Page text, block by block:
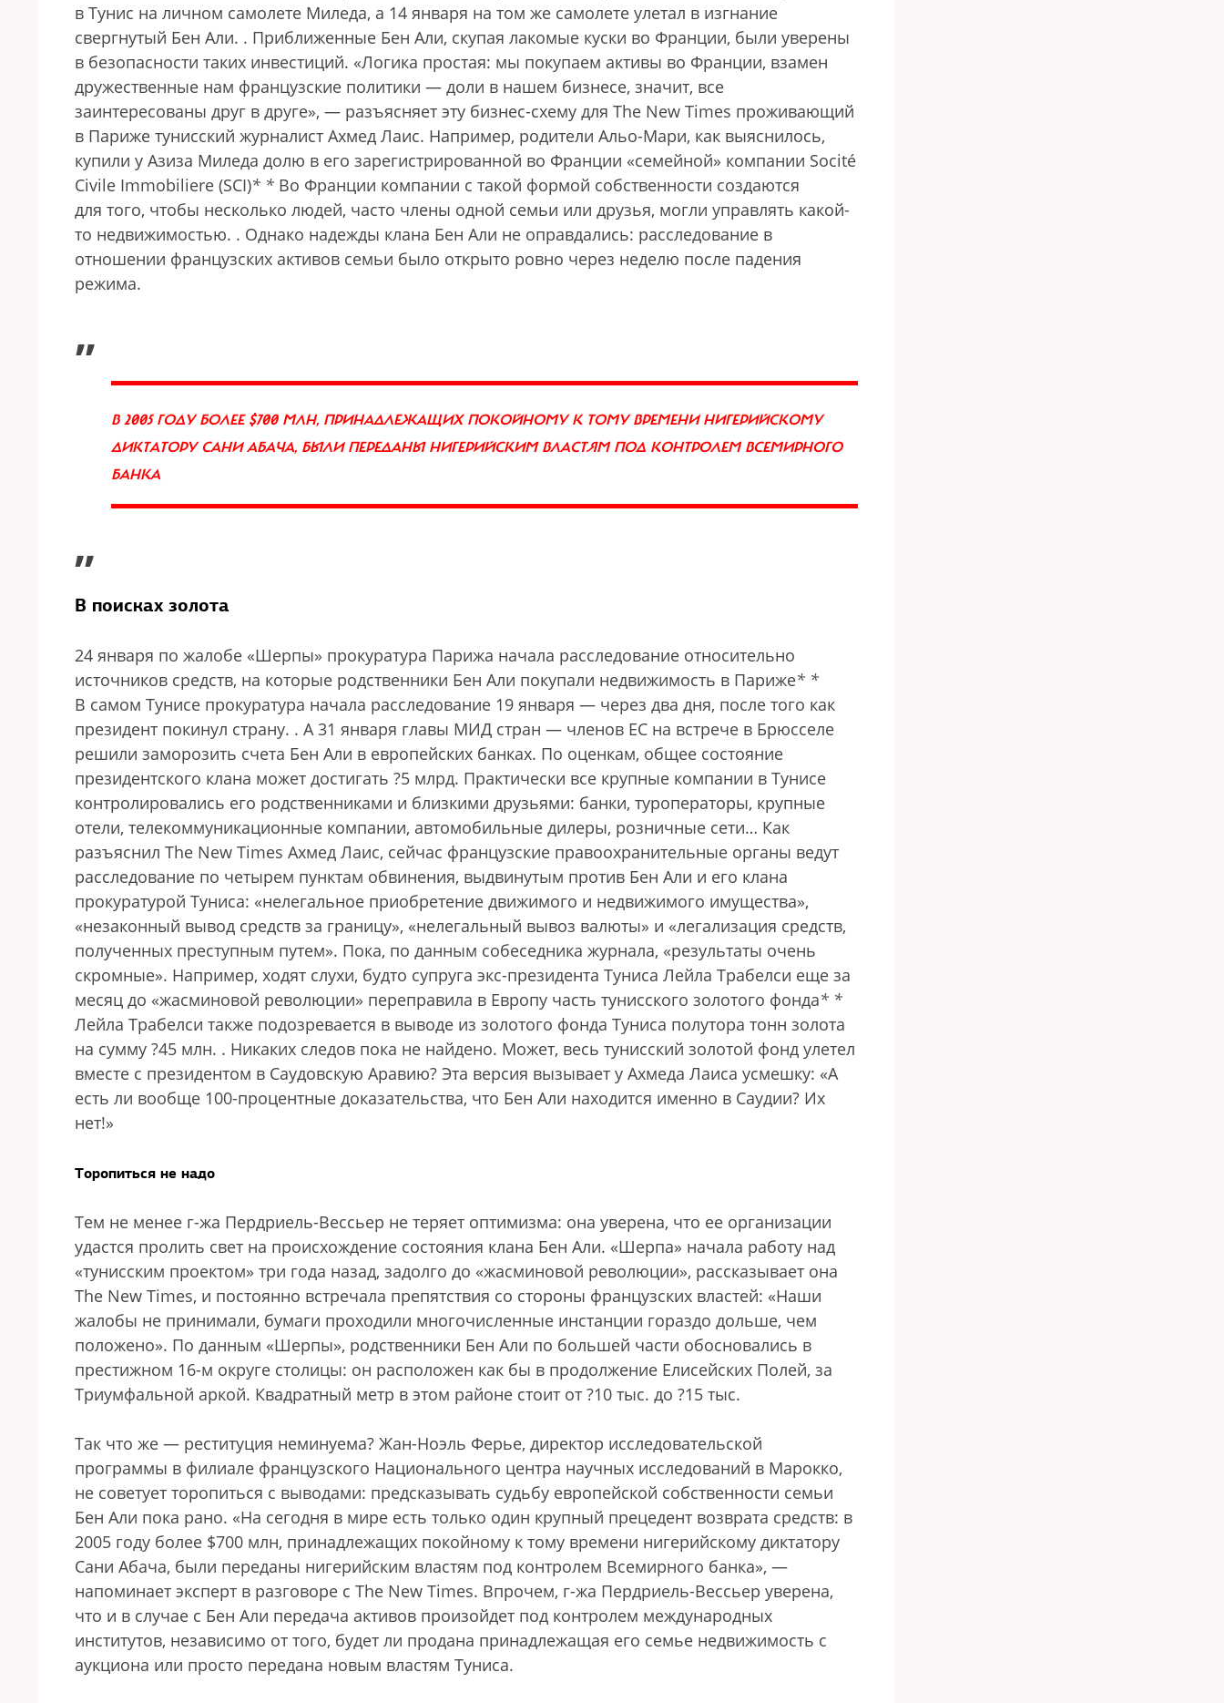
в Тунис на личном самолете Миледа, а 14 января на том же самолете улетал в изгнание
свергнутый Бен Али. . Приближенные Бен Али, скупая лакомые куски во Франции, были уверены
в безопасности таких инвестиций. «Логика простая: мы покупаем активы во Франции, взамен
дружественные нам французские политики — доли в нашем бизнесе, значит, все
заинтересованы друг в друге», — разъясняет эту бизнес-схему для The New Times проживающий
в Париже тунисский журналист Ахмед Лаис. Например, родители Альо-Мари, как выяснилось,
купили у Азиза Миледа долю в его зарегистрированной во Франции «семейной» компании Socité
Civile Immobiliere (SCI)* * Во Франции компании с такой формой собственности создаются
для того, чтобы несколько людей, часто члены одной семьи или друзья, могли управлять какой-
то недвижимостью. . Однако надежды клана Бен Али не оправдались: расследование в
отношении французских активов семьи было открыто ровно через неделю после падения
режима.
„
В 2005 ГОДУ БОЛЕЕ $700 МЛН, ПРИНАДЛЕЖАЩИХ ПОКОЙНОМУ К ТОМУ ВРЕМЕНИ НИГЕРИЙСКОМУ
ДИКТАТОРУ САНИ АБАЧА, БЫЛИ ПЕРЕДАНЫ НИГЕРИЙСКИМ ВЛАСТЯМ ПОД КОНТРОЛЕМ ВСЕМИРНОГО
БАНКА
”
В поисках золота
24 января по жалобе «Шерпы» прокуратура Парижа начала расследование относительно
источников средств, на которые родственники Бен Али покупали недвижимость в Париже* *
В самом Тунисе прокуратура начала расследование 19 января — через два дня, после того как
президент покинул страну. . А 31 января главы МИД стран — членов ЕС на встрече в Брюсселе
решили заморозить счета Бен Али в европейских банках. По оценкам, общее состояние
президентского клана может достигать ?5 млрд. Практически все крупные компании в Тунисе
контролировались его родственниками и близкими друзьями: банки, туроператоры, крупные
отели, телекоммуникационные компании, автомобильные дилеры, розничные сети… Как
разъяснил The New Times Ахмед Лаис, сейчас французские правоохранительные органы ведут
расследование по четырем пунктам обвинения, выдвинутым против Бен Али и его клана
прокуратурой Туниса: «нелегальное приобретение движимого и недвижимого имущества»,
«незаконный вывод средств за границу», «нелегальный вывоз валюты» и «легализация средств,
полученных преступным путем». Пока, по данным собеседника журнала, «результаты очень
скромные». Например, ходят слухи, будто супруга экс-президента Туниса Лейла Трабелси еще за
месяц до «жасминовой революции» переправила в Европу часть тунисского золотого фонда* *
Лейла Трабелси также подозревается в выводе из золотого фонда Туниса полутора тонн золота
на сумму ?45 млн. . Никаких следов пока не найдено. Может, весь тунисский золотой фонд улетел
вместе с президентом в Саудовскую Аравию? Эта версия вызывает у Ахмеда Лаиса усмешку: «А
есть ли вообще 100-процентные доказательства, что Бен Али находится именно в Саудии? Их
нет!»
Торопиться не надо
Тем не менее г-жа Пердриель-Вессьер не теряет оптимизма: она уверена, что ее организации
удастся пролить свет на происхождение состояния клана Бен Али. «Шерпа» начала работу над
«тунисским проектом» три года назад, задолго до «жасминовой революции», рассказывает она
The New Times, и постоянно встречала препятствия со стороны французских властей: «Наши
жалобы не принимали, бумаги проходили многочисленные инстанции гораздо дольше, чем
положено». По данным «Шерпы», родственники Бен Али по большей части обосновались в
престижном 16-м округе столицы: он расположен как бы в продолжение Елисейских Полей, за
Триумфальной аркой. Квадратный метр в этом районе стоит от ?10 тыс. до ?15 тыс.
Так что же — реституция неминуема? Жан-Ноэль Ферье, директор исследовательской
программы в филиале французского Национального центра научных исследований в Марокко,
не советует торопиться с выводами: предсказывать судьбу европейской собственности семьи
Бен Али пока рано. «На сегодня в мире есть только один крупный прецедент возврата средств: в
2005 году более $700 млн, принадлежащих покойному к тому времени нигерийскому диктатору
Сани Абача, были переданы нигерийским властям под контролем Всемирного банка», —
напоминает эксперт в разговоре с The New Times. Впрочем, г-жа Пердриель-Вессьер уверена,
что и в случае с Бен Али передача активов произойдет под контролем международных
институтов, независимо от того, будет ли продана принадлежащая его семье недвижимость с
аукциона или просто передана новым властям Туниса.